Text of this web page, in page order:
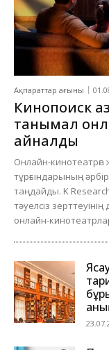
Ақпараттар ағыны
Кинопоиск
танымал
айналды
Онлайн-кинотеатрға
тұрғындарының
таңдайды. K
тәуелсіз зерттеуінің
онлайн-